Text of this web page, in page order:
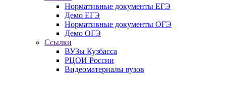
Нормативные документы ЕГЭ
Демо ЕГЭ
Нормативные документы ОГЭ
Демо ОГЭ
Ссылки
ВУЗы Кузбасса
РЦОИ России
Видеоматериалы вузов